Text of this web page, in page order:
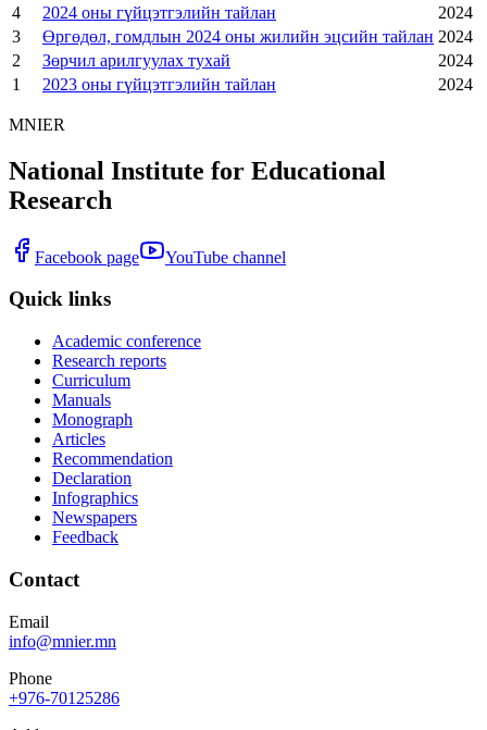
4
2024 оны гүйцэтгэлийн тайлан
2024
3
Өргөдөл, гомдлын 2024 оны жилийн эцсийн тайлан 2024
2
Зөрчил арилгуулах тухай
2024
1
2023 оны гүйцэтгэлийн тайлан 2024
MNIER
National Institute for Educational
Research
Facebook page YouTube channel
Quick links
Academic conference
Research reports
Curriculum
Manuals
Monograph
Articles
Recommendation
Declaration
Infographics
Newspapers
Feedback
Contact
Email
info@mnier.mn
Phone
+976-70125286